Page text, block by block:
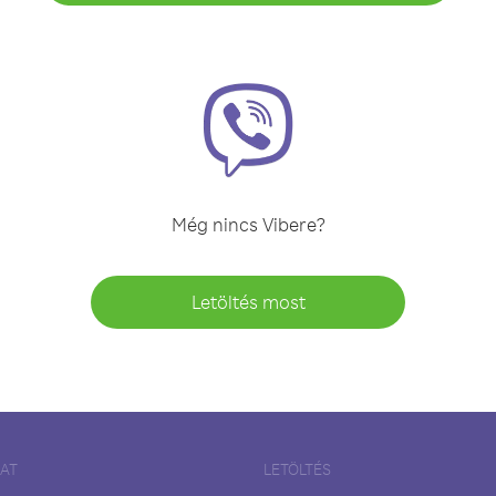
Még nincs Vibere?
Letöltés most
LETÖLTÉS